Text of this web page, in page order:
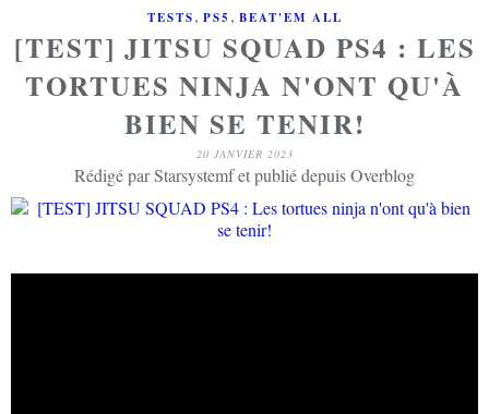
TESTS, PS5 , BEAT'EM ALL
[TEST] JITSU SQUAD PS4 : LES
TORTUES NINJA N'ONT QU'À
BIEN SE TENIR!
20 JANVIER 2023
Rédigé par Starsystemf et publié depuis Overblog